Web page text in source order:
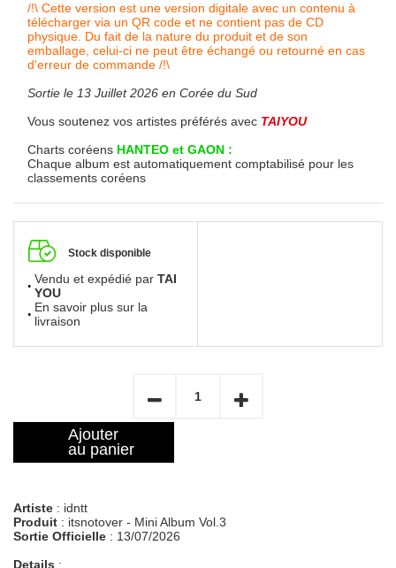
/!\ Cette version est une version digitale avec un contenu à
télécharger via un QR code et ne contient pas de CD
physique. Du fait de la nature du produit et de son
emballage, celui-ci ne peut être échangé ou retourné en cas
d'erreur de commande /!\
Sortie le 13 Juillet 2026 en Corée du Sud
Vous soutenez vos artistes préférés avec TAIYOU
Charts coréens HANTEO et GAON :
Chaque album est automatiquement comptabilisé pour les
classements coréens
Stock disponible
Vendu et expédié par TAI
YOU
En savoir plus sur la
livraison
Ajouter
au panier
Artiste : idntt
Produit : itsnotover - Mini Album Vol.3
Sortie Officielle : 13/07/2026
Details :